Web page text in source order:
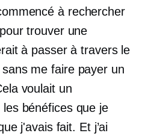
à rechercher
trouver une
à passer à travers le
me faire payer un
voulait un
bénéfices que je
j'avais fait. Et j’ai